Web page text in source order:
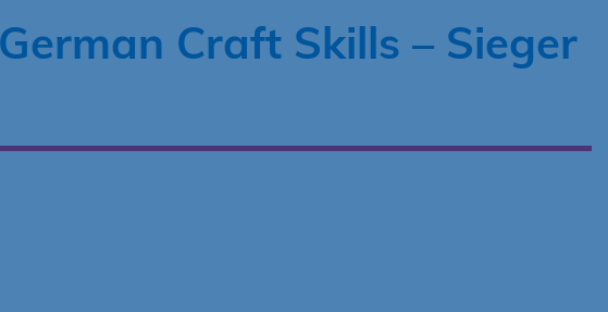
Craft Skills – Sieger